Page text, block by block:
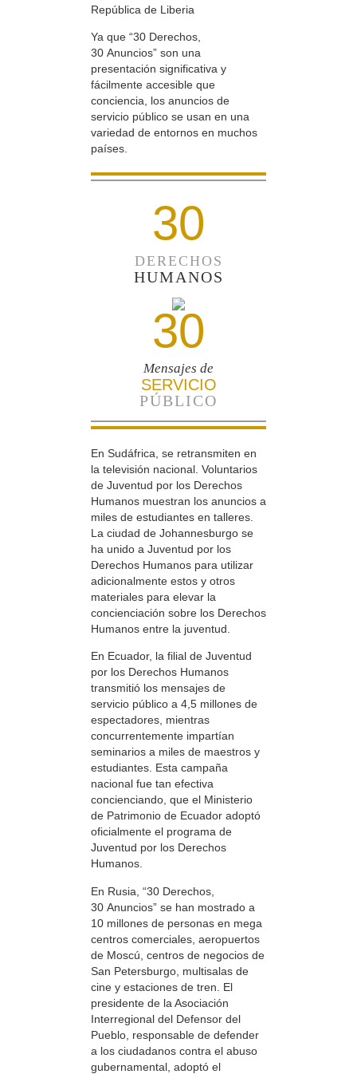
República de Liberia
Ya que “30 Derechos,
30 Anuncios” son una
presentación significativa y
fácilmente accesible que
conciencia, los anuncios de
servicio público se usan en una
variedad de entornos en muchos
países.
30
DERECHOS
HUMANOS
30
Mensajes de
SERVICIO
PÚBLICO
En Sudáfrica, se retransmiten en
la televisión nacional. Voluntarios
de Juventud por los Derechos
Humanos muestran los anuncios a
miles de estudiantes en talleres.
La ciudad de Johannesburgo se
ha unido a Juventud por los
Derechos Humanos para utilizar
adicionalmente estos y otros
materiales para elevar la
concienciación sobre los Derechos
Humanos entre la juventud.
En Ecuador, la filial de Juventud
por los Derechos Humanos
transmitió los mensajes de
servicio público a 4,5 millones de
espectadores, mientras
concurrentemente impartían
seminarios a miles de maestros y
estudiantes. Esta campaña
nacional fue tan efectiva
concienciando, que el Ministerio
de Patrimonio de Ecuador adoptó
oficialmente el programa de
Juventud por los Derechos
Humanos.
En Rusia, “30 Derechos,
30 Anuncios” se han mostrado a
10 millones de personas en mega
centros comerciales, aeropuertos
de Moscú, centros de negocios de
San Petersburgo, multisalas de
cine y estaciones de tren. El
presidente de la Asociación
Interregional del Defensor del
Pueblo, responsable de defender
a los ciudadanos contra el abuso
gubernamental, adoptó el